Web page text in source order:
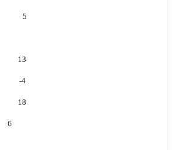
5
13
-4
18
6